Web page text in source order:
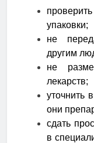
упаковки;
не
другим
не
лекарств;
уточнить
они
сдать
в